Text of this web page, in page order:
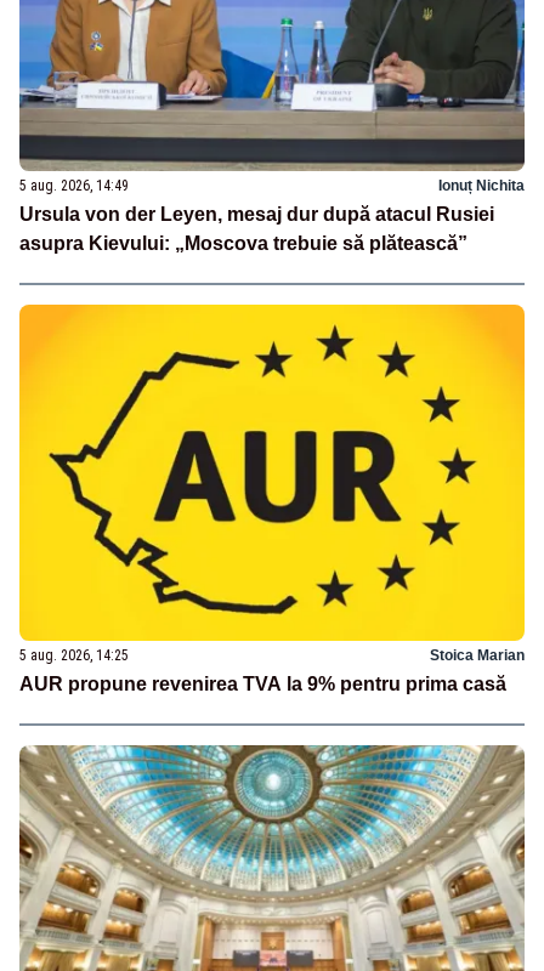
5 aug. 2026, 14:49 Ionuț Nichita
Ursula von der Leyen, mesaj dur după atacul Rusiei
asupra Kievului: „Moscova trebuie să plătească”
5 aug. 2026, 14:25 Stoica Marian
AUR propune revenirea TVA la 9% pentru prima casă